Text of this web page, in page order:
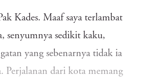
Kades. Maaf saya terlambat
senyumnya sedikit kaku,
yang sebenarnya tidak ia
Perjalanan dari kota memang